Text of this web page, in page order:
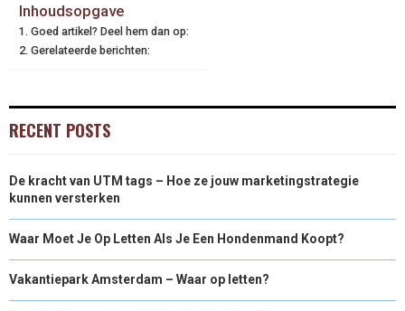
Inhoudsopgave
Goed artikel? Deel hem dan op:
Gerelateerde berichten:
RECENT POSTS
De kracht van UTM tags – Hoe ze jouw marketingstrategie
kunnen versterken
Waar Moet Je Op Letten Als Je Een Hondenmand Koopt?
Vakantiepark Amsterdam – Waar op letten?